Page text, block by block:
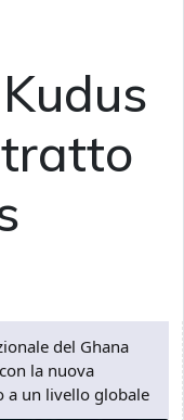
del Ghana
la nuova
a un livello globale